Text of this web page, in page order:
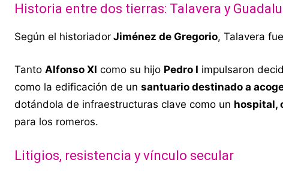
Historia entre dos tierras: Talavera y
Según el historiador Jiménez de Gregorio, Talavera
Tanto Alfonso XI como su hijo Pedro I impulsaron
como la edificación de un santuario destinado a
dotándola de infraestructuras clave como un hospital,
para los romeros.
Litigios, resistencia y vínculo secular